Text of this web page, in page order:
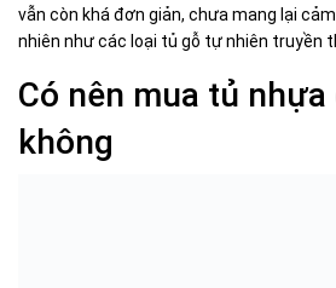
vẫn còn khá đơn giản, chưa mang lại
nhiên như các loại tủ gỗ tự nhiên truyền
Có nên mua tủ
không